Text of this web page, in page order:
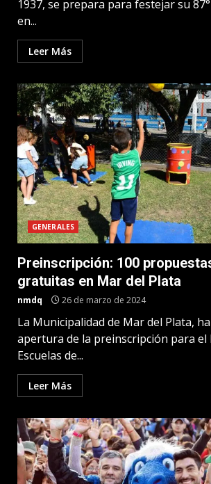
1937, se prepara para festejar su
en...
Leer Más
GENERALES
Preinscripción: 100
gratuitas en Mar del Plata
nmdq 26 de marzo de 2024
La Municipalidad de Mar del Plata,
apertura de la preinscripción para el
Escuelas de...
Leer Más